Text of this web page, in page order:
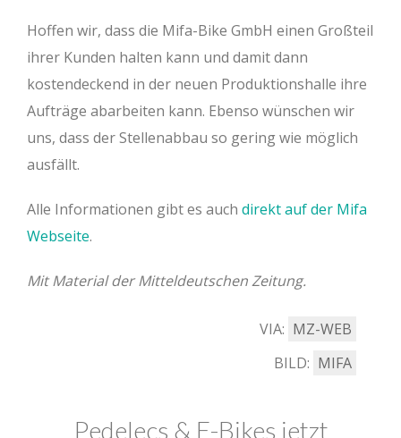
Hoffen wir, dass die Mifa-Bike GmbH einen Großteil
ihrer Kunden halten kann und damit dann
kostendeckend in der neuen Produktionshalle ihre
Aufträge abarbeiten kann. Ebenso wünschen wir
uns, dass der Stellenabbau so gering wie möglich
ausfällt.
Alle Informationen gibt es auch direkt auf der Mifa
Webseite.
Mit Material der Mitteldeutschen Zeitung.
VIA: MZ-WEB
BILD: MIFA
Pedelecs & E-Bikes jetzt